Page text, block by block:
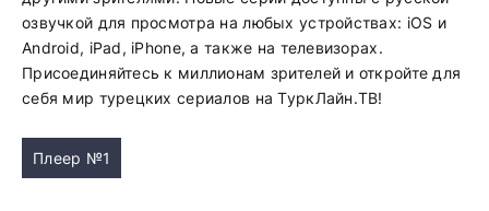
озвучкой для просмотра на любых устройствах: iOS и
Android, iPad, iPhone, а также на телевизорах.
Присоединяйтесь к миллионам зрителей и откройте для
себя мир турецких сериалов на ТуркЛайн.ТВ!
Плеер №1